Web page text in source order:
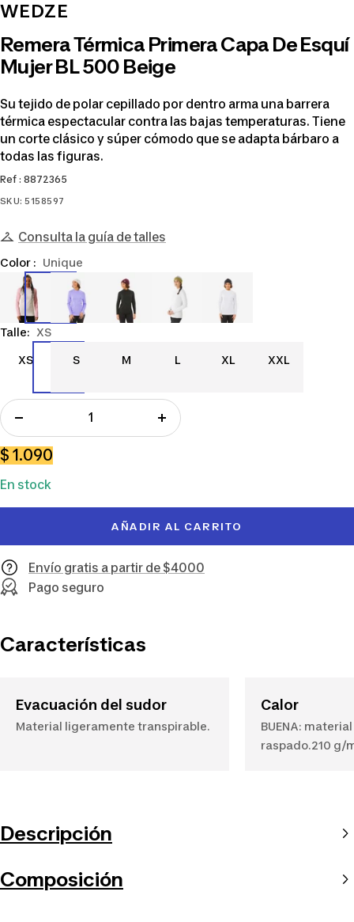
WEDZE
Remera Térmica Primera Capa De Esquí
Mujer BL 500 Beige
Su tejido de polar cepillado por dentro arma una barrera
térmica espectacular contra las bajas temperaturas. Tiene
un corte clásico y súper cómodo que se adapta bárbaro a
todas las figuras.
Ref : 8872365
SKU:5158597
Consulta la guía de talles
88723658808788875946388723678759464
Talle: XS
XS
XS S
S M
M LL XL
XL XXL
XXL
Color : Unique
cantidad
Aumentar
Precio
de
venta
$ 1.090
En stock
AÑADIR AL CARRITO
Envío gratis a partir de $4000
Pago seguro
Características
Evacuación del sudor
Material ligeramente transpirable.
Calor
BUENA:
raspado.210 g/
Descripción
Composición